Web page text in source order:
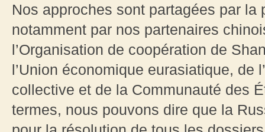
Nos approches sont partagées par
notamment par nos partenaires
l’Organisation de coopération de
l’Union économique eurasiatique, de
collective et de la Communauté des
termes, nous pouvons dire que la